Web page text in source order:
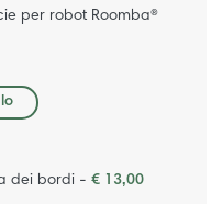
per robot Roomba®
dei bordi - € 13,00